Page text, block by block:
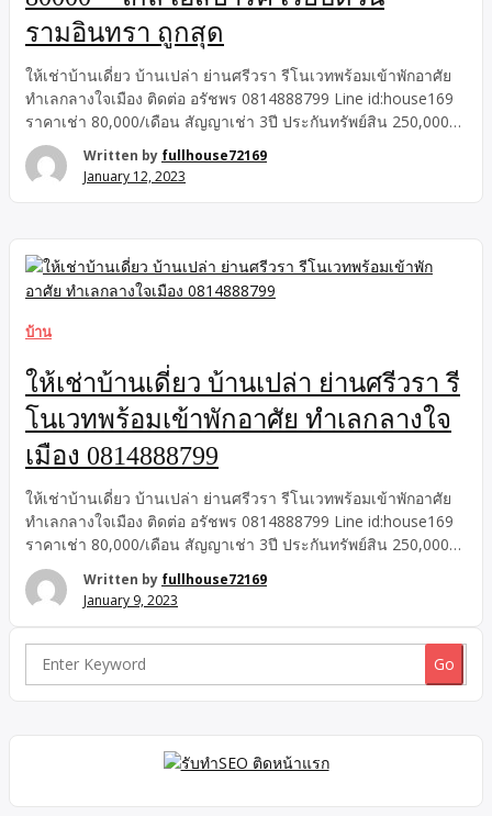
รามอินทรา ถูกสุด
ให้เช่าบ้านเดี่ยว บ้านเปล่า ย่านศรีวรา รีโนเวทพร้อมเข้าพักอาศัย
ทำเลกลางใจเมือง ติดต่อ อรัชพร 0814888799 Line id:house169
ราคาเช่า 80,000/เดือน สัญญาเช่า 3ปี ประกันทรัพย์สิน 250,000
บาท ประกัน น้ำ-ไฟ 50,000 บาท ล่วงหน้า 1เดือน รายละเอียดบ้าน
บ้านเดี่ยว 2ชั้น พื้นที่ 67ตารางวา เนื่อที่ใช้สอยรวม 260ตารางเมตร
ชั้นบน 120ตารางเมตร -4 ห้องนอน -4 ห้องน้ำ ชั้นล่าง 140ตาราง
เขตวังทองหลาง กรุงเทพ […]
Written by fullhouse72169
January 12, 2023
บ้าน
ให้เช่าบ้านเดี่ยว บ้านเปล่า ย่านศรีวรา รี
โนเวทพร้อมเข้าพักอาศัย ทำเลกลางใจ
เมือง 0814888799
ให้เช่าบ้านเดี่ยว บ้านเปล่า ย่านศรีวรา รีโนเวทพร้อมเข้าพักอาศัย
ทำเลกลางใจเมือง ติดต่อ อรัชพร 0814888799 Line id:house169
ราคาเช่า 80,000/เดือน สัญญาเช่า 3ปี ประกันทรัพย์สิน 250,000
บาท ประกัน น้ำ-ไฟ 50,000 บาท ล่วงหน้า 1เดือน รายละเอียดบ้าน
บ้านเดี่ยว 2ชั้น พื้นที่ 67ตารางวา เนื่อที่ใช้สอยรวม 260ตารางเมตร
ชั้นบน 120ตารางเมตร -4 ห้องนอน -4 ห้องน้ำ ชั้นล่าง 140ตาราง
ที่จอดรถเครื่องปรบอากาศ 6เครื่อง ที่ตั้ง ถนนศรีวรา แขวงพลับพลา
เขตวังทองหลาง กรุงเทพ […]
Written by fullhouse72169
January 9, 2023
Search